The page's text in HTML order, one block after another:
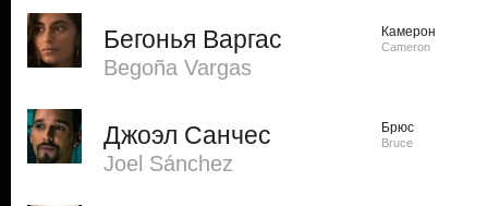
Бегонья Варгас
Begoña Vargas
Камерон
Cameron
Джоэл Санчес
Joel Sánchez
Брюс
Bruce